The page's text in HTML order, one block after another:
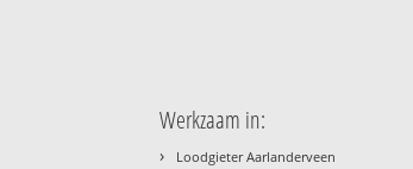
Werkzaam in:
› Loodgieter Aarlanderveen